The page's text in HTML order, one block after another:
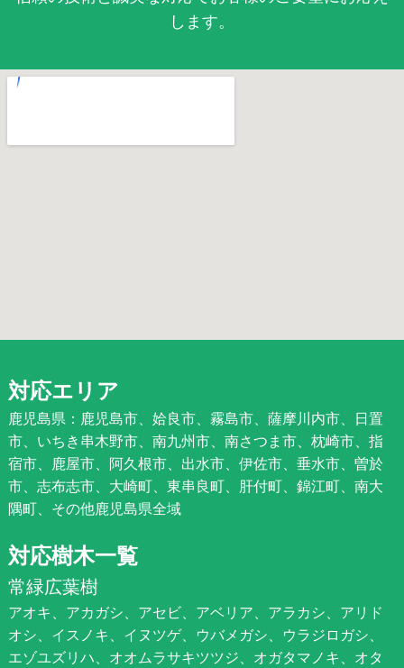
します。
対応エリア
鹿児島県：鹿児島市、姶良市、霧島市、薩摩川内市、日置
市、いちき串木野市、南九州市、南さつま市、枕崎市、指
宿市、鹿屋市、阿久根市、出水市、伊佐市、垂水市、曽於
市、志布志市、大崎町、東串良町、肝付町、錦江町、南大
隅町、その他鹿児島県全域
対応樹木一覧
常緑広葉樹
アオキ、アカガシ、アセビ、アベリア、アラカシ、アリド
オシ、イスノキ、イヌツゲ、ウバメガシ、ウラジロガシ、
エゾユズリハ、オオムラサキツツジ、オガタマノキ、オタ